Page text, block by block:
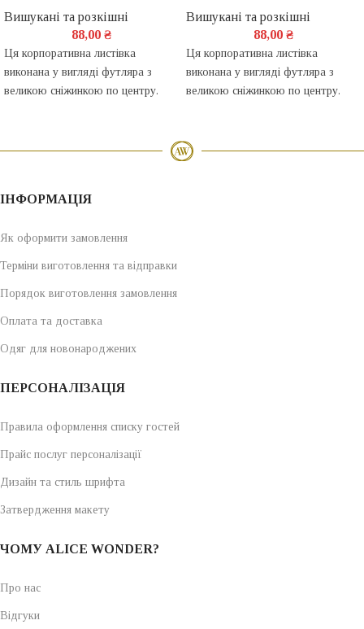
Вишукані та розкішні
88,00 ₴
Ця корпоративна листівка
виконана у вигляді футляра з
великою сніжинкою по центру.
Вишукані та розкішні
88,00 ₴
Ця корпоративна листівка
виконана у вигляді футляра з
великою сніжинкою по центру.
ІНФОРМАЦІЯ
Як оформити замовлення
Терміни виготовлення та відправки
Порядок виготовлення замовлення
Оплата та доставка
Одяг для новонароджених
ПЕРСОНАЛІЗАЦІЯ
Правила оформлення списку гостей
Прайс послуг персоналізації
Дизайн та стиль шрифта
Затвердження макету
ЧОМУ ALICE WONDER?
Про нас
Відгуки